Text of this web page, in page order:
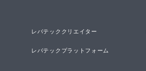
レバテッククリエイター
レバテックプラットフォーム